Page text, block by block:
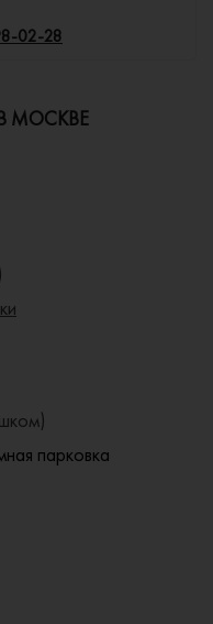
02-28
МОСКВЕ
парковка